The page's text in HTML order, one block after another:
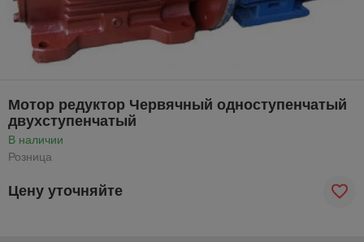
Мотор редуктор Червячный одноступенчатый
двухступенчатый
В наличии
Розница
Цену уточняйте